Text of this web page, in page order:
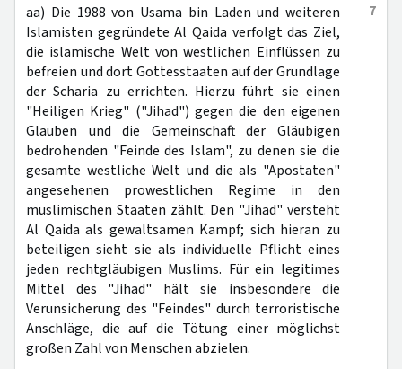
7
aa) Die 1988 von Usama bin Laden und weiteren
Islamisten gegründete Al Qaida verfolgt das Ziel,
die islamische Welt von westlichen Einflüssen zu
befreien und dort Gottesstaaten auf der Grundlage
der Scharia zu errichten. Hierzu führt sie einen
"Heiligen Krieg" ("Jihad") gegen die den eigenen
Glauben und die Gemeinschaft der Gläubigen
bedrohenden "Feinde des Islam", zu denen sie die
gesamte westliche Welt und die als "Apostaten"
angesehenen prowestlichen Regime in den
muslimischen Staaten zählt. Den "Jihad" versteht
Al Qaida als gewaltsamen Kampf; sich hieran zu
beteiligen sieht sie als individuelle Pflicht eines
jeden rechtgläubigen Muslims. Für ein legitimes
Mittel des "Jihad" hält sie insbesondere die
Verunsicherung des "Feindes" durch terroristische
Anschläge, die auf die Tötung einer möglichst
großen Zahl von Menschen abzielen.